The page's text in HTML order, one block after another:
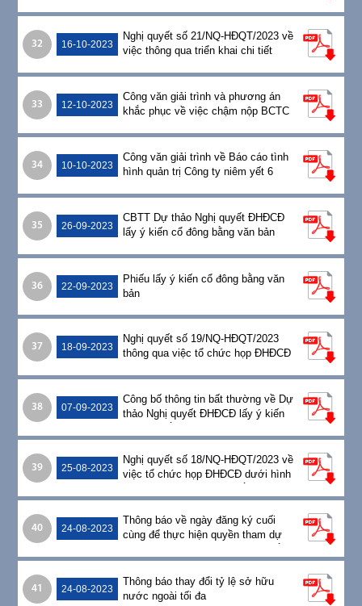
chiến lược
32 16-10-2023
Nghị quyết số 21/NQ-HĐQT/2023 về
việc thông qua triển khai chi tiết
phiếu riêng lẻ cho nhà đầu tư chiến
lược
33 12-10-2023
Công văn giải trình và phương án
khắc phục về việc chậm nộp BCTC
34 10-10-2023
Công văn giải trình về Báo cáo tình
hình quản trị Công ty niêm yết 6
35 26-09-2023
CBTT Dự thảo Nghị quyết ĐHĐCĐ
lấy ý kiến cổ đông bằng văn bản
36 22-09-2023
Phiếu lấy ý kiến cổ đông bằng văn
bản
37 18-09-2023
Nghị quyết số 19/NQ-HĐQT/2023
thông qua việc tổ chức họp ĐHĐCĐ
bằng văn bản
38 07-09-2023
Công bố thông tin bất thường về Dự
thảo Nghị quyết ĐHĐCĐ lấy ý kiến
39 25-08-2023
Nghị quyết số 18/NQ-HĐQT/2023 về
việc tổ chức họp ĐHĐCĐ dưới hình
bản
40 24-08-2023
Thông báo về ngày đăng ký cuối
cùng để thực hiện quyền tham dự
văn bản
41 24-08-2023
Thông báo thay đổi tỷ lệ sở hữu
nước ngoài tối đa